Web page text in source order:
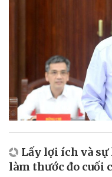
Lấy lợi ích và
làm thước đo cuối